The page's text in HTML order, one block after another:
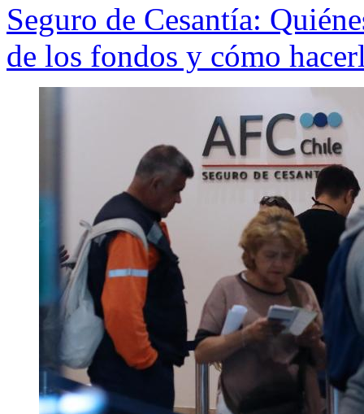
Seguro de Cesantía:
de los fondos y cómo